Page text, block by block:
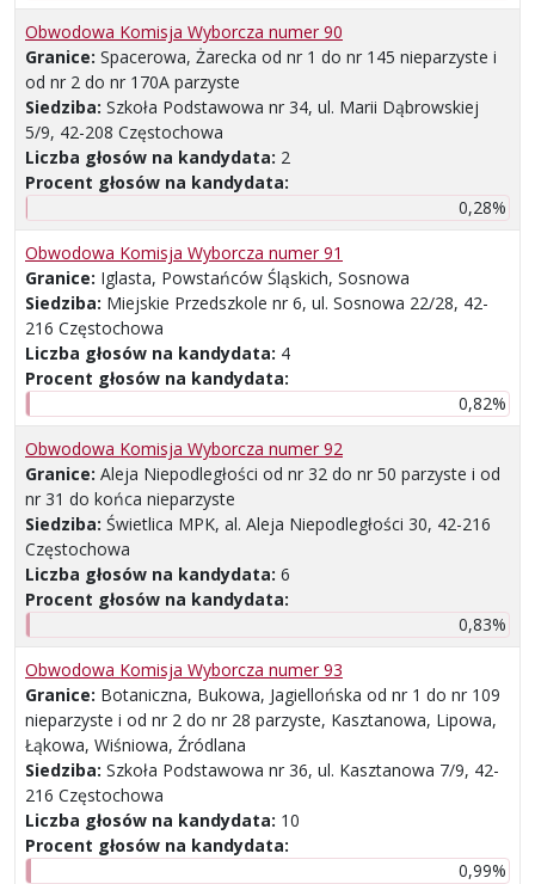
Obwodowa Komisja Wyborcza numer 90
Granice: Spacerowa, Żarecka od nr 1 do nr 145 nieparzyste i
od nr 2 do nr 170A parzyste
Siedziba: Szkoła Podstawowa nr 34, ul. Marii Dąbrowskiej
5/9, 42-208 Częstochowa
Liczba głosów na kandydata: 2
Procent głosów na kandydata:
0,28%
Obwodowa Komisja Wyborcza numer 91
Granice: Iglasta, Powstańców Śląskich, Sosnowa
Siedziba: Miejskie Przedszkole nr 6, ul. Sosnowa 22/28, 42-
216 Częstochowa
Liczba głosów na kandydata: 4
Procent głosów na kandydata:
0,82%
Obwodowa Komisja Wyborcza numer 92
Granice: Aleja Niepodległości od nr 32 do nr 50 parzyste i od
nr 31 do końca nieparzyste
Siedziba: Świetlica MPK, al. Aleja Niepodległości 30, 42-216
Częstochowa
Liczba głosów na kandydata: 6
Procent głosów na kandydata:
0,83%
Obwodowa Komisja Wyborcza numer 93
Granice: Botaniczna, Bukowa, Jagiellońska od nr 1 do nr 109
nieparzyste i od nr 2 do nr 28 parzyste, Kasztanowa, Lipowa,
Łąkowa, Wiśniowa, Źródlana
Siedziba: Szkoła Podstawowa nr 36, ul. Kasztanowa 7/9, 42-
216 Częstochowa
Liczba głosów na kandydata: 10
Procent głosów na kandydata:
0,99%